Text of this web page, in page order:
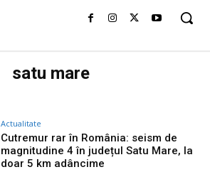
satu mare
Actualitate
Cutremur rar în România: seism de
magnitudine 4 în județul Satu Mare, la
doar 5 km adâncime